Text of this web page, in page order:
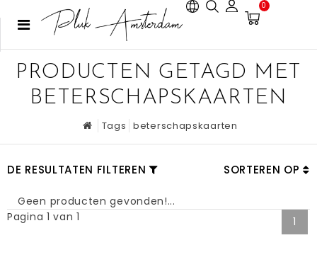
0
PRODUCTEN GETAGD MET
BETERSCHAPSKAARTEN
Tags beterschapskaarten
DE RESULTATEN FILTEREN SORTEREN OP
Geen producten gevonden!...
Pagina 1 van 1
1